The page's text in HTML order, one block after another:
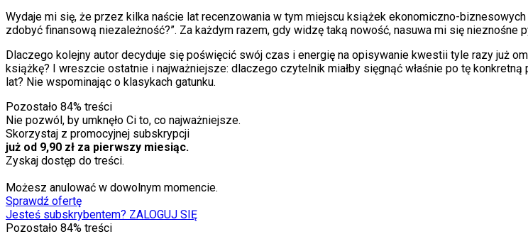
Wydaje mi się, że przez kilka naście lat recenzowania w tym miejscu książek ekonomiczno-
zdobyć finansową niezależność?”. Za każdym razem, gdy widzę taką nowość, nasuwa mi się nieznośne
Dlaczego kolejny autor decyduje się poświęcić swój czas i energię na opisywanie kwestii tyle razy już
książkę? I wreszcie ostatnie i najważniejsze: dlaczego czytelnik miałby sięgnąć właśnie po tę
lat? Nie wspominając o klasykach gatunku.
Pozostało 84% treści
Nie pozwól, by umknęło Ci to, co najważniejsze.
Skorzystaj z promocyjnej subskrypcji
już od 9,90 zł za pierwszy miesiąc.
Zyskaj dostęp do treści.
Możesz anulować w dowolnym momencie.
Sprawdź ofertę
Jesteś subskrybentem? ZALOGUJ SIĘ
Pozostało 84% treści